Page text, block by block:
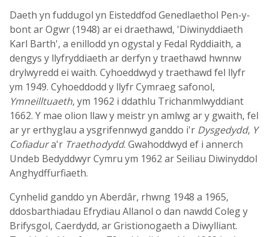
Daeth yn fuddugol yn Eisteddfod Genedlaethol Pen-y-
bont ar Ogwr (1948) ar ei draethawd, 'Diwinyddiaeth
Karl Barth', a enillodd yn ogystal y Fedal Ryddiaith, a
dengys y llyfryddiaeth ar derfyn y traethawd hwnnw
drylwyredd ei waith. Cyhoeddwyd y traethawd fel llyfr
ym 1949. Cyhoeddodd y llyfr Cymraeg safonol,
Ymneilltuaeth, ym 1962 i ddathlu Trichanmlwyddiant
1662. Y mae olion llaw y meistr yn amlwg ar y gwaith, fel
ar yr erthyglau a ysgrifennwyd ganddo i'r Dysgedydd, Y
Cofiadura'r Traethodydd. Gwahoddwyd ef i annerch
Undeb Bedyddwyr Cymru ym 1962 ar Seiliau Diwinyddol
Anghydffurfiaeth.
Cynhelid ganddo yn Aberdâr, rhwng 1948 a 1965,
ddosbarthiadau Efrydiau Allanol o dan nawdd Coleg y
Brifysgol, Caerdydd, ar Gristionogaeth a Diwylliant.